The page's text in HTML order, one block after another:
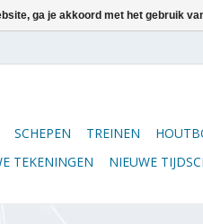
SCHEPEN TREINEN
TEKENINGEN
NIEUWE
ga je akkoord met het gebruik